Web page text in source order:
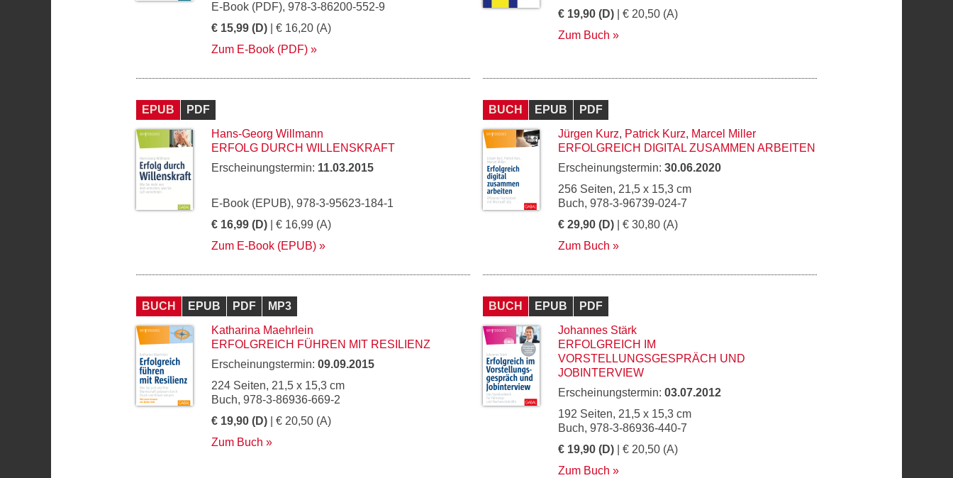
E-Book (PDF), 978-3-86200-552-9
€ 15,99 (D) | € 16,20 (A)
Zum E-Book (PDF)
€ 19,90 (D) | € 20,50 (A)
Zum Buch
EPUB
PDF
Hans-Georg Willmann
ERFOLG DURCH WILLENSKRAFT
Erscheinungstermin: 11.03.2015
E-Book (EPUB), 978-3-95623-184-1
€ 16,99 (D) | € 16,99 (A)
Zum E-Book (EPUB)
BUCH EPUB
PDF
Jürgen Kurz, Patrick Kurz, Marcel Miller
ERFOLGREICH DIGITAL ZUSAMMEN ARBEITEN
Erscheinungstermin: 30.06.2020
256 Seiten, 21,5 x 15,3 cm
Buch, 978-3-96739-024-7
€ 29,90 (D) | € 30,80 (A)
Zum Buch
BUCH EPUB PDF
MP3
Katharina Maehrlein
ERFOLGREICH FÜHREN MIT RESILIENZ
Erscheinungstermin: 09.09.2015
224 Seiten, 21,5 x 15,3 cm
Buch, 978-3-86936-669-2
€ 19,90 (D) | € 20,50 (A)
Zum Buch
BUCH EPUB
PDF
Johannes Stärk
ERFOLGREICH IM
VORSTELLUNGSGESPRÄCH UND
JOBINTERVIEW
Erscheinungstermin: 03.07.2012
192 Seiten, 21,5 x 15,3 cm
Buch, 978-3-86936-440-7
€ 19,90 (D) | € 20,50 (A)
Zum Buch